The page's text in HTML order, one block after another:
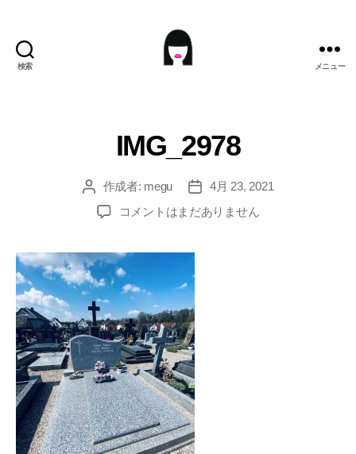
検索 メニュー
IMG_2978
投
稿
作成者: megu
投
稿
日
4月 23, 2021
IMG_2978
コメントはまだありません